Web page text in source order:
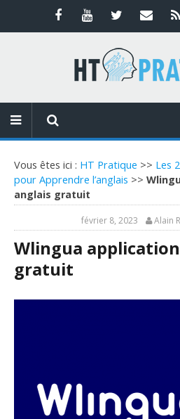
Vous êtes ici : HT Pratique >> Les
pour Apprendre l’anglais >>
anglais gratuit
février 8, 2023 Alain
Wlingua
gratuit